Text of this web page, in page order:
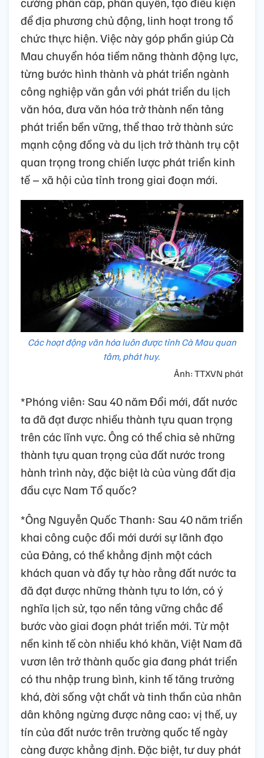
để địa phương chủ động, linh hoạt trong tổ
chức thực hiện. Việc này góp phần giúp Cà
Mau chuyển hóa tiềm năng thành động lực,
từng bước hình thành và phát triển ngành
công nghiệp văn gắn với phát triển du lịch
văn hóa, đưa văn hóa trở thành nền tảng
phát triển bền vững, thể thao trở thành sức
mạnh cộng đồng và du lịch trở thành trụ cột
quan trọng trong chiến lược phát triển kinh
tế – xã hội của tỉnh trong giai đoạn mới.
Các hoạt động văn hóa luôn được tỉnh Cà Mau quan
tâm, phát huy.
Ảnh: TTXVN phát
*Phóng viên: Sau 40 năm Đổi mới, đất nước
ta đã đạt được nhiều thành tựu quan trọng
trên các lĩnh vực. Ông có thể chia sẻ những
thành tựu quan trọng của đất nước trong
hành trình này, đặc biệt là của vùng đất địa
đầu cực Nam Tổ quốc?
*Ông Nguyễn Quốc Thanh: Sau 40 năm triển
khai công cuộc đổi mới dưới sự lãnh đạo
của Đảng, có thể khẳng định một cách
khách quan và đầy tự hào rằng đất nước ta
đã đạt được những thành tựu to lớn, có ý
nghĩa lịch sử, tạo nền tảng vững chắc để
bước vào giai đoạn phát triển mới. Từ một
nền kinh tế còn nhiều khó khăn, Việt Nam đã
vươn lên trở thành quốc gia đang phát triển
có thu nhập trung bình, kinh tế tăng trưởng
khá, đời sống vật chất và tinh thần của nhân
dân không ngừng được nâng cao; vị thế, uy
tín của đất nước trên trường quốc tế ngày
càng được khẳng định. Đặc biệt, tư duy phát